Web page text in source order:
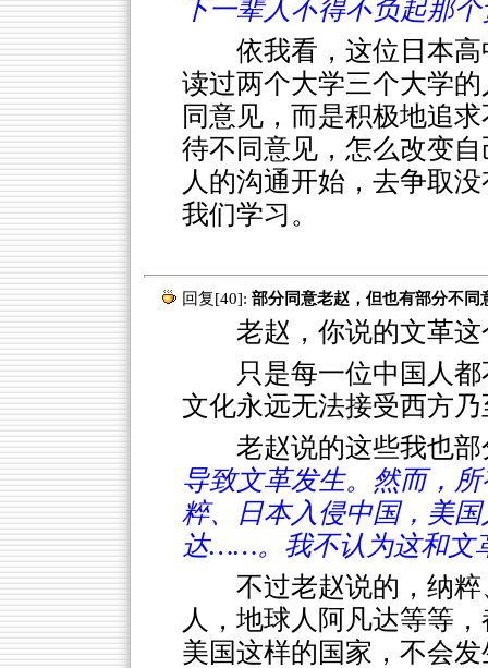
下一辈人不得不负起那
依我看，这位日本
读过两个大学三个大学
同意见，而是积极地追
待不同意见，怎么改变
人的沟通开始，去争取
我们学习。
回复[40]: 部分同意老赵，但也有部分不同
老赵，你说的文革这
只是每一位中国人
文化永远无法接受西方
老赵说的这些我也
导致文革发生。然而，
粹、日本入侵中国，美
达……。我不认为这和文
不过老赵说的，纳
人，地球人阿凡达等等
美国这样的国家，不会